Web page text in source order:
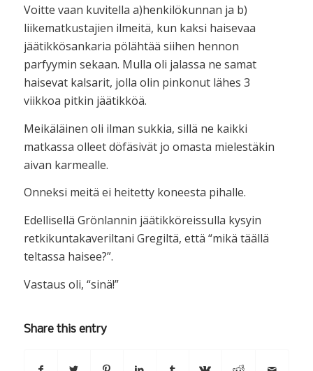
Voitte vaan kuvitella a)henkilökunnan ja b)
liikematkustajien ilmeitä, kun kaksi haisevaa
jäätikkösankaria pölähtää siihen hennon
parfyymin sekaan. Mulla oli jalassa ne samat
haisevat kalsarit, jolla olin pinkonut lähes 3
viikkoa pitkin jäätikköä.
Meikäläinen oli ilman sukkia, sillä ne kaikki
matkassa olleet döfäsivät jo omasta mielestäkin
aivan karmealle.
Onneksi meitä ei heitetty koneesta pihalle.
Edellisellä Grönlannin jäätikköreissulla kysyin
retkikuntakaveriltani Gregiltä, että “mikä täällä
teltassa haisee?”.
Vastaus oli, “sinä!”
Share this entry